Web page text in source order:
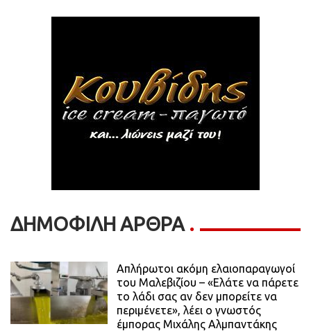
ΔΗΜΟΦΙΛΗ ΑΡΘΡΑ
Απλήρωτοι ακόμη ελαιοπαραγωγοί
του Μαλεβιζίου – «Ελάτε να πάρετε
το λάδι σας αν δεν μπορείτε να
περιμένετε», λέει ο γνωστός
έμπορας Μιχάλης Αλμπαντάκης